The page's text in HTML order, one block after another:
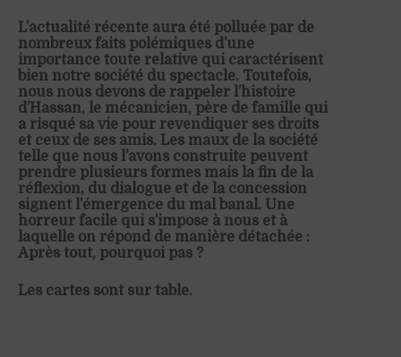
L’actualité récente aura été polluée par de
nombreux faits polémiques d’une
importance toute relative qui caractérisent
bien notre société du spectacle. Toutefois,
nous nous devons de rappeler l’histoire
d’Hassan, le mécanicien, père de famille qui
a risqué sa vie pour revendiquer ses droits
et ceux de ses amis. Les maux de la société
telle que nous l’avons construite peuvent
prendre plusieurs formes mais la fin de la
réflexion, du dialogue et de la concession
signent l’émergence du mal banal. Une
horreur facile qui s’impose à nous et à
laquelle on répond de manière détachée :
Après tout, pourquoi pas ?
Les cartes sont sur table.